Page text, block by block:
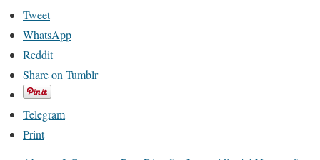
Tweet
WhatsApp
Reddit
Share on Tumblr
Telegram
Print